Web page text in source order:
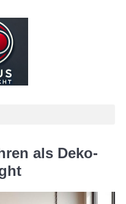
als Deko-